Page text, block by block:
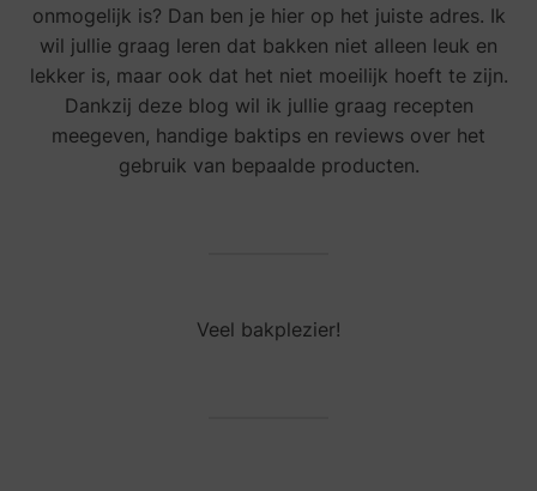
onmogelijk is? Dan ben je hier op het juiste adres. Ik
wil jullie graag leren dat bakken niet alleen leuk en
lekker is, maar ook dat het niet moeilijk hoeft te zijn.
Dankzij deze blog wil ik jullie graag recepten
meegeven, handige baktips en reviews over het
gebruik van bepaalde producten.
Veel bakplezier!